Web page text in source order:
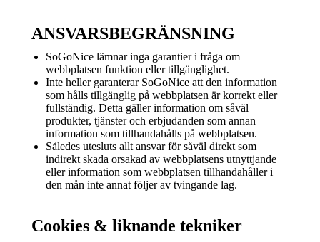
ANSVARSBEGRÄNSNING
SoGoNice lämnar inga garantier i fråga om
webbplatsen funktion eller tillgänglighet.
Inte heller garanterar SoGoNice att den information
som hålls tillgänglig på webbplatsen är korrekt eller
fullständig. Detta gäller information om såväl
produkter, tjänster och erbjudanden som annan
information som tillhandahålls på webbplatsen.
Således utesluts allt ansvar för såväl direkt som
indirekt skada orsakad av webbplatsens utnyttjande
eller information som webbplatsen tillhandahåller i
den mån inte annat följer av tvingande lag.
Cookies & liknande tekniker